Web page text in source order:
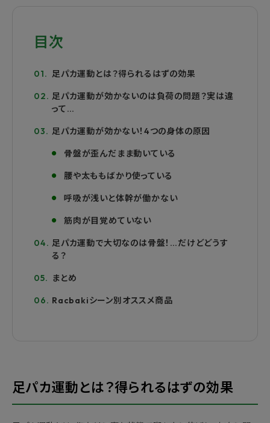
目次
足パカ運動とは？得られるはずの効果
足パカ運動が効かないのは負荷の問題？実は違
って…
足パカ運動が効かない！4つの身体の原因
骨盤が歪んだまま動いている
腰や太ももばかり使っている
呼吸が浅いと体幹が働かない
筋肉が目覚めていない
足パカ運動で大切なのは骨盤！…だけどどうす
る？
まとめ
Racbakiシーン別オススメ商品
足パカ運動とは？得られるはずの効果